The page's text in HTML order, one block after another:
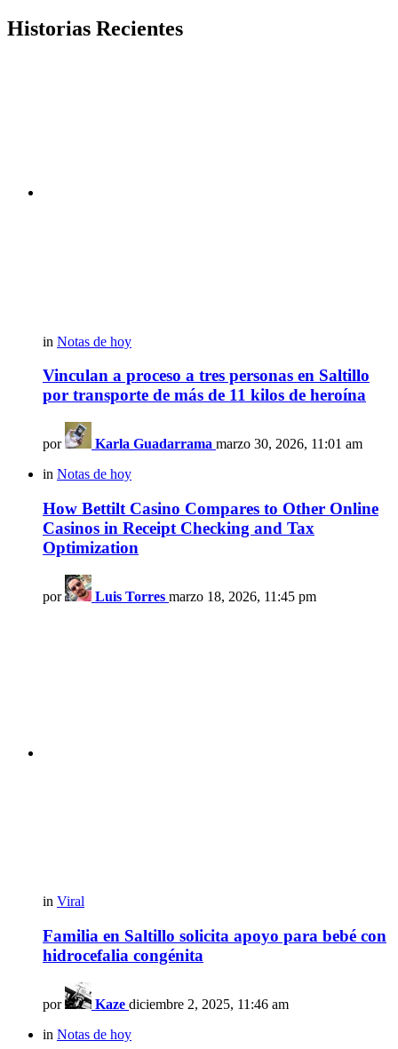
Historias Recientes
in Notas de hoy
Vinculan a proceso a tres personas en Saltillo
por transporte de más de 11 kilos de heroína
por Karla Guadarrama marzo 30, 2026, 11:01 am
in Notas de hoy
How Bettilt Casino Compares to Other Online
Casinos in Receipt Checking and Tax
Optimization
por Luis Torres marzo 18, 2026, 11:45 pm
in Viral
Familia en Saltillo solicita apoyo para bebé con
hidrocefalia congénita
por Kaze diciembre 2, 2025, 11:46 am
in Notas de hoy